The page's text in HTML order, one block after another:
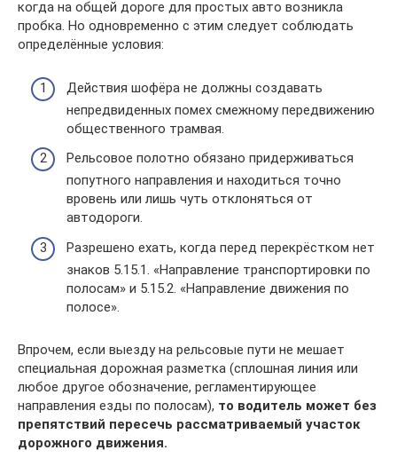
когда на общей дороге для простых авто возникла
пробка. Но одновременно с этим следует соблюдать
определённые условия:
Действия шофёра не должны создавать
непредвиденных помех смежному передвижению
общественного трамвая.
Рельсовое полотно обязано придерживаться
попутного направления и находиться точно
вровень или лишь чуть отклоняться от
автодороги.
Разрешено ехать, когда перед перекрёстком нет
знаков 5.15.1. «Направление транспортировки по
полосам» и 5.15.2. «Направление движения по
полосе».
Впрочем, если выезду на рельсовые пути не мешает
специальная дорожная разметка (сплошная линия или
любое другое обозначение, регламентирующее
направления езды по полосам), то водитель может без
препятствий пересечь рассматриваемый участок
дорожного движения.